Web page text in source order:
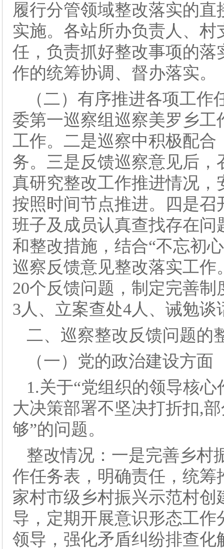
履行分管领域整改落实的
实施。各站所办负责人、村
任，负责抓好整改事项的
作的统筹协调、督办落实。
（二）有序推进各项工
委第一巡察组巡察美罗乡
工作。二是巡察中积极配
务。三是反馈巡察意见后
真研究整改工作推进情况
按照时间节点推进。四是
班子及成员认真查找存在
和整改措施，结合“不忘初
巡察反馈意见整改落实工
20个反馈问题，制定完善
3人、立案查处4人、诫勉谈
二、巡察整改反馈问题的
（一）党的政治建设方面
1.关于“党组织的领导核
大决策部署不坚决打折扣,
够”的问题。
整改情况：一是完善乡村
作任务表，明确责任，统
家村市级乡村振兴示范村
导，定期开展意识形态工
领导，强化矛盾纠纷排查